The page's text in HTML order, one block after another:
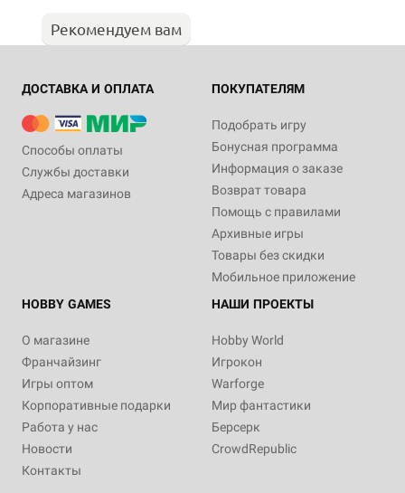
Рекомендуем вам
ДОСТАВКА И ОПЛАТА
Способы оплаты
Службы доставки
Адреса магазинов
ПОКУПАТЕЛЯМ
Подобрать игру
Бонусная программа
Информация о заказе
Возврат товара
Помощь с правилами
Архивные игры
Товары без скидки
Мобильное приложение
HOBBY GAMES
О магазине
Франчайзинг
Игры оптом
Корпоративные подарки
Работа у нас
Новости
Контакты
НАШИ ПРОЕКТЫ
Hobby World
Игрокон
Warforge
Мир фантастики
Берсерк
CrowdRepublic